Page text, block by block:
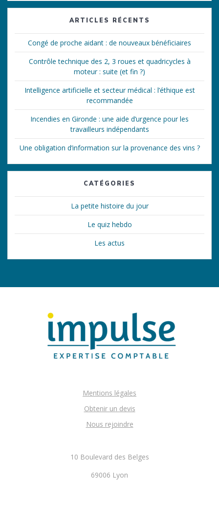
ARTICLES RÉCENTS
Congé de proche aidant : de nouveaux bénéficiaires
Contrôle technique des 2, 3 roues et quadricycles à
moteur : suite (et fin ?)
Intelligence artificielle et secteur médical : l’éthique est
recommandée
Incendies en Gironde : une aide d’urgence pour les
travailleurs indépendants
Une obligation d’information sur la provenance des vins ?
CATÉGORIES
La petite histoire du jour
Le quiz hebdo
Les actus
Mentions légales
Obtenir un devis
Nous rejoindre
10 Boulevard des Belges
69006 Lyon